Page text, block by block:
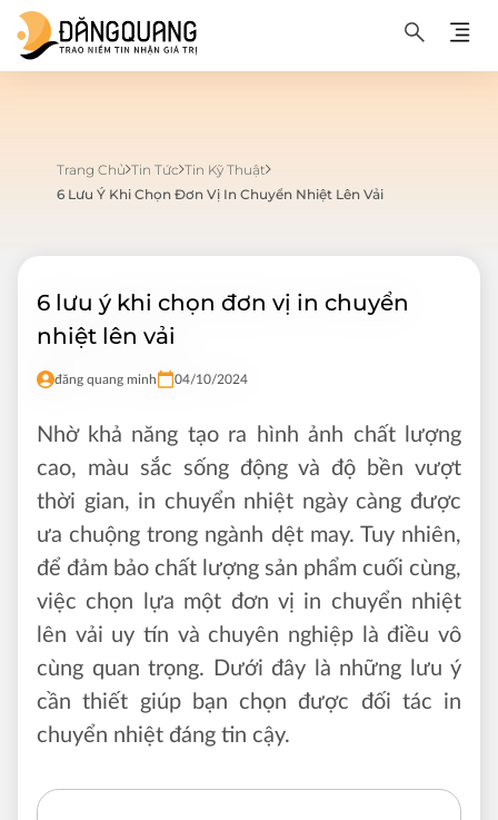
Trang Chủ Tin Tức Tin Kỹ Thuật
6 Lưu Ý Khi Chọn Đơn Vị In Chuyển Nhiệt Lên Vải
6 lưu ý khi chọn đơn vị in chuyển
nhiệt lên vải
đăng quang minh 04/10/2024
Nhờ khả năng tạo ra hình ảnh chất lượng
cao, màu sắc sống động và độ bền vượt
thời gian, in chuyển nhiệt ngày càng được
ưa chuộng trong ngành dệt may. Tuy nhiên,
để đảm bảo chất lượng sản phẩm cuối cùng,
việc chọn lựa một đơn vị in chuyển nhiệt
lên vải uy tín và chuyên nghiệp là điều vô
cùng quan trọng. Dưới đây là những lưu ý
cần thiết giúp bạn chọn được đối tác in
chuyển nhiệt đáng tin cậy.